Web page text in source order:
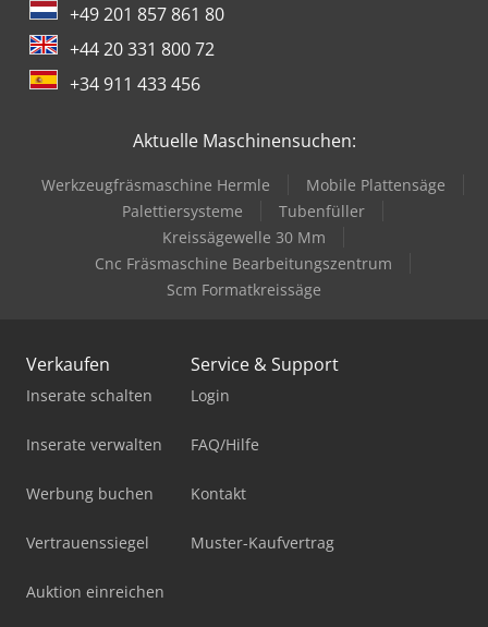
+49 201 857 861 80
+44 20 331 800 72
+34 911 433 456
Aktuelle Maschinensuchen:
Werkzeugfräsmaschine Hermle
Mobile Plattensäge
Palettiersysteme
Tubenfüller
Kreissägewelle 30 Mm
Cnc Fräsmaschine Bearbeitungszentrum
Scm Formatkreissäge
Verkaufen
Inserate schalten
Inserate verwalten
Werbung buchen
Vertrauenssiegel
Auktion einreichen
Service & Support
Login
FAQ/Hilfe
Kontakt
Muster-Kaufvertrag